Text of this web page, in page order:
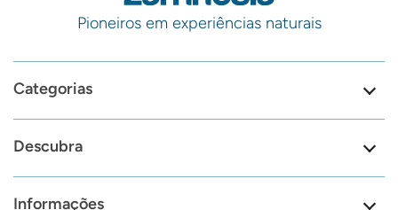
Pioneiros em experiências naturais
Categorias
Descubra
Informações